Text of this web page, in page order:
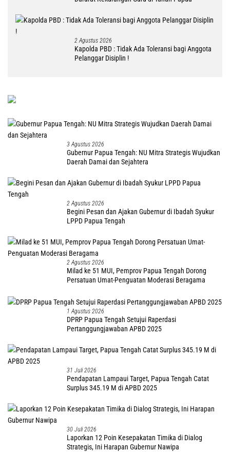
2 Agustus 2026
Kapolda PBD : Tidak Ada Toleransi bagi Anggota
Pelanggar Disiplin !
3 Agustus 2026
Gubernur Papua Tengah: NU Mitra Strategis Wujudkan
Daerah Damai dan Sejahtera
2 Agustus 2026
Begini Pesan dan Ajakan Gubernur di Ibadah Syukur
LPPD Papua Tengah
2 Agustus 2026
Milad ke 51 MUI, Pemprov Papua Tengah Dorong
Persatuan Umat-Penguatan Moderasi Beragama
1 Agustus 2026
DPRP Papua Tengah Setujui Raperdasi
Pertanggungjawaban APBD 2025
31 Juli 2026
Pendapatan Lampaui Target, Papua Tengah Catat
Surplus 345.19 M di APBD 2025
30 Juli 2026
Laporkan 12 Poin Kesepakatan Timika di Dialog
Strategis, Ini Harapan Gubernur Nawipa